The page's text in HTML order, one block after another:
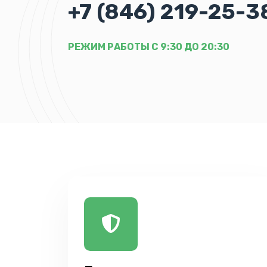
+7 (846) 219-25-
РЕЖИМ РАБОТЫ С 9:30 ДО 20:30